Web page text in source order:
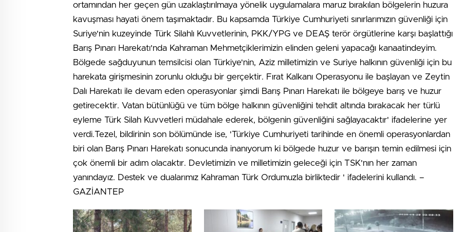
ortamından her geçen gün uzaklaştırılmaya yönelik uygulamalara maruz bırakılan bölgelerin huzura
kavuşması hayati önem taşımaktadır. Bu kapsamda Türkiye Cumhuriyeti sınırlarımızın güvenliği için
Suriye'nin kuzeyinde Türk Silahlı Kuvvetlerinin, PKK/YPG ve DEAŞ terör örgütlerine karşı başlattığı
Barış Pınarı Harekatı'nda Kahraman Mehmetçiklerimizin elinden geleni yapacağı kanaatindeyim.
Bölgede sağduyunun temsilcisi olan Türkiye'nin, Aziz milletimizin ve Suriye halkının güvenliği için bu
harekata girişmesinin zorunlu olduğu bir gerçektir. Fırat Kalkanı Operasyonu ile başlayan ve Zeytin
Dalı Harekatı ile devam eden operasyonlar şimdi Barış Pınarı Harekatı ile bölgeye barış ve huzur
getirecektir. Vatan bütünlüğü ve tüm bölge halkının güvenliğini tehdit altında bırakacak her türlü
eyleme Türk Silah Kuvvetleri müdahale ederek, bölgenin güvenliğini sağlayacaktır' ifadelerine yer
verdi.Tezel, bildirinin son bölümünde ise, 'Türkiye Cumhuriyeti tarihinde en önemli operasyonlardan
biri olan Barış Pınarı Harekatı sonucunda inanıyorum ki bölgede huzur ve barışın temin edilmesi için
çok önemli bir adım olacaktır. Devletimizin ve milletimizin geleceği için TSK'nın her zaman
yanındayız. Destek ve dualarımız Kahraman Türk Ordumuzla birliktedir ' ifadelerini kullandı. –
GAZİANTEP